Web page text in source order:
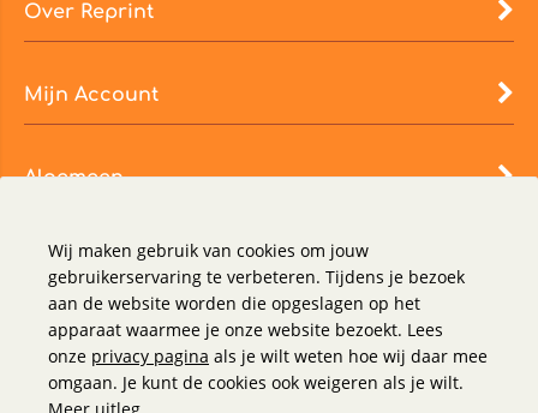
Over Reprint
Mijn Account
Algemeen
Wij maken gebruik van cookies om jouw
gebruikerservaring te verbeteren. Tijdens je bezoek
aan de website worden die opgeslagen op het
apparaat waarmee je onze website bezoekt. Lees
onze privacy pagina als je wilt weten hoe wij daar mee
omgaan. Je kunt de cookies ook weigeren als je wilt.